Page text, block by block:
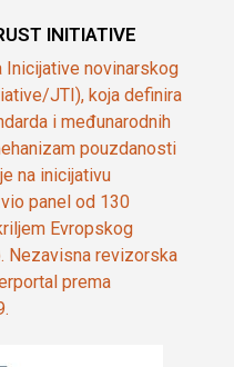
INITIATIVE
novinarskog
JTI), koja definira
i međunarodnih
pouzdanosti
na inicijativu
panel od 130
Evropskog
Nezavisna revizorska
prema